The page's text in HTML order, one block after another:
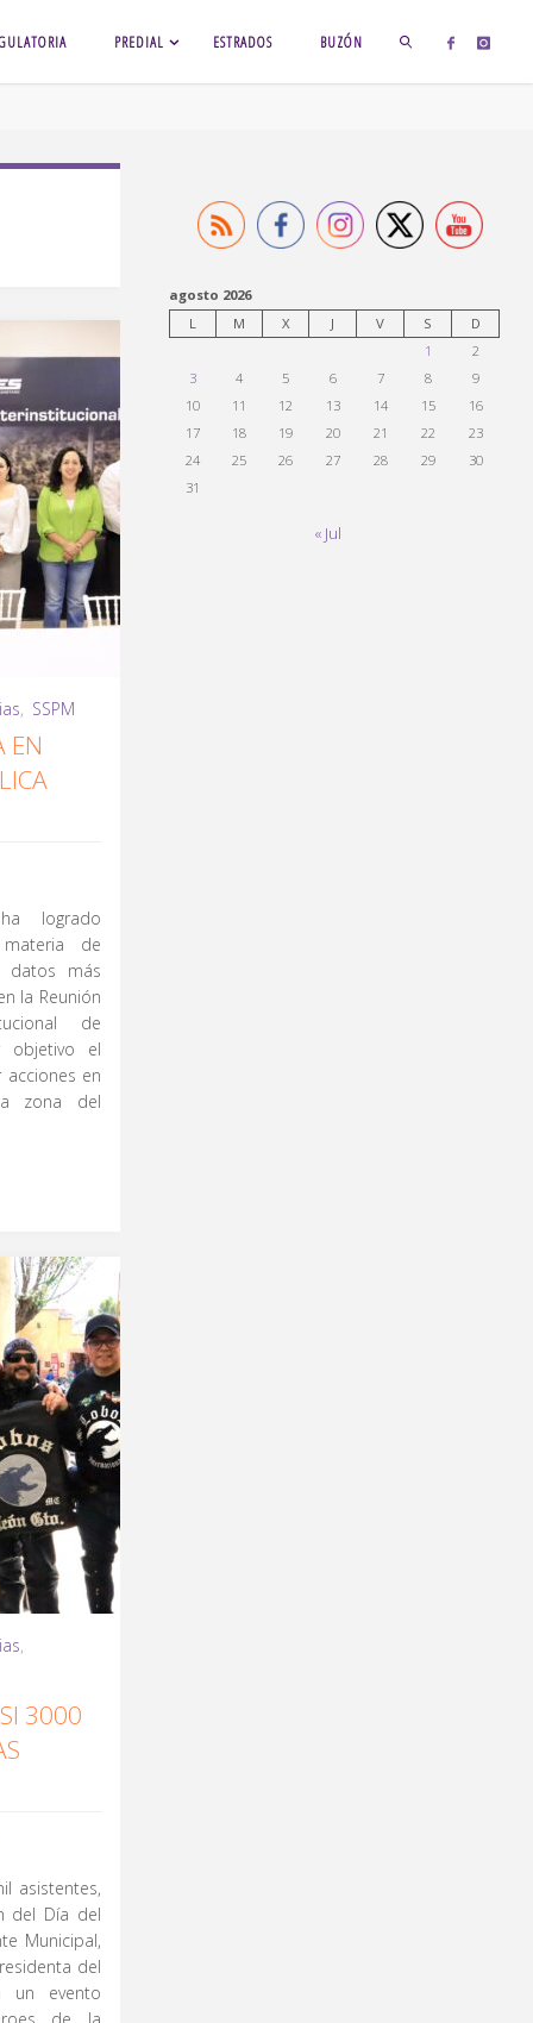
PREDIAL ESTRADOS BUZÓN
, SSPM
EN
logrado
materia de
datos más
la Reunión
de
objetivo el
en
zona del
,
3000
asistentes,
del Día del
Municipal,
del
un evento
agosto 2026
L
M X J V S
D
1
2
3
4 5 6 7 8
9
10
11 12 13 14 15
16
17
18 19 20 21 22
23
24
25 26 27 28 29
30
31
« Jul